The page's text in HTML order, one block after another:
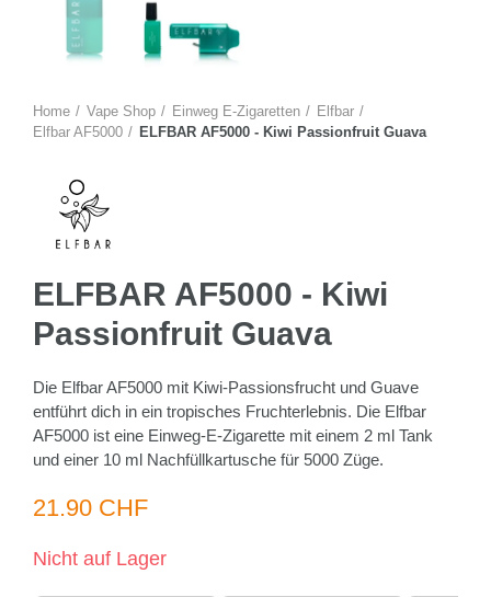
Home Vape Shop Einweg E-Zigaretten
Elfbar
Elfbar AF5000
ELFBAR AF5000 - Kiwi Passionfruit Guava
ELFBAR AF5000 - Kiwi
Passionfruit Guava
Die Elfbar AF5000 mit Kiwi-Passionsfrucht und Guave
entführt dich in ein tropisches Fruchterlebnis. Die Elfbar
AF5000 ist eine Einweg-E-Zigarette mit einem 2 ml Tank
und einer 10 ml Nachfüllkartusche für 5000 Züge.
21.90 CHF
Nicht auf Lager